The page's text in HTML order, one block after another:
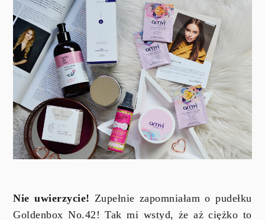
Nie uwierzycie! Zupełnie zapomniałam o pudełku
Goldenbox No.42! Tak mi wstyd, że aż ciężko to